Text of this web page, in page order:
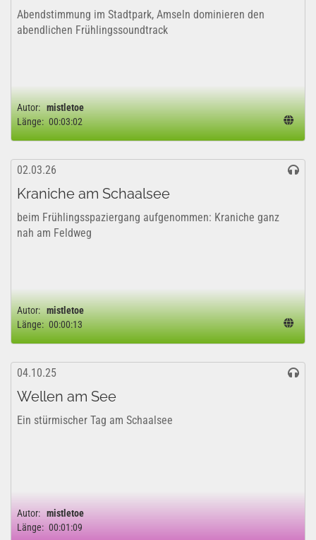
Abendstimmung im Stadtpark, Amseln dominieren den
abendlichen Frühlingssoundtrack
Autor: mistletoe
Länge: 00:03:02
02.03.26
Kraniche am Schaalsee
beim Frühlingsspaziergang aufgenommen: Kraniche ganz
nah am Feldweg
Autor: mistletoe
Länge: 00:00:13
04.10.25
Wellen am See
Ein stürmischer Tag am Schaalsee
Autor: mistletoe
Länge: 00:01:09